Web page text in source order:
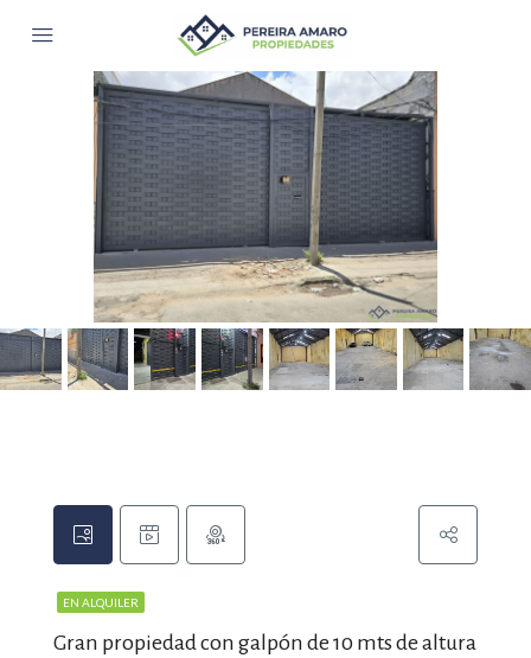
EN ALQUILER
Gran propiedad con galpón de 10 mts de altura